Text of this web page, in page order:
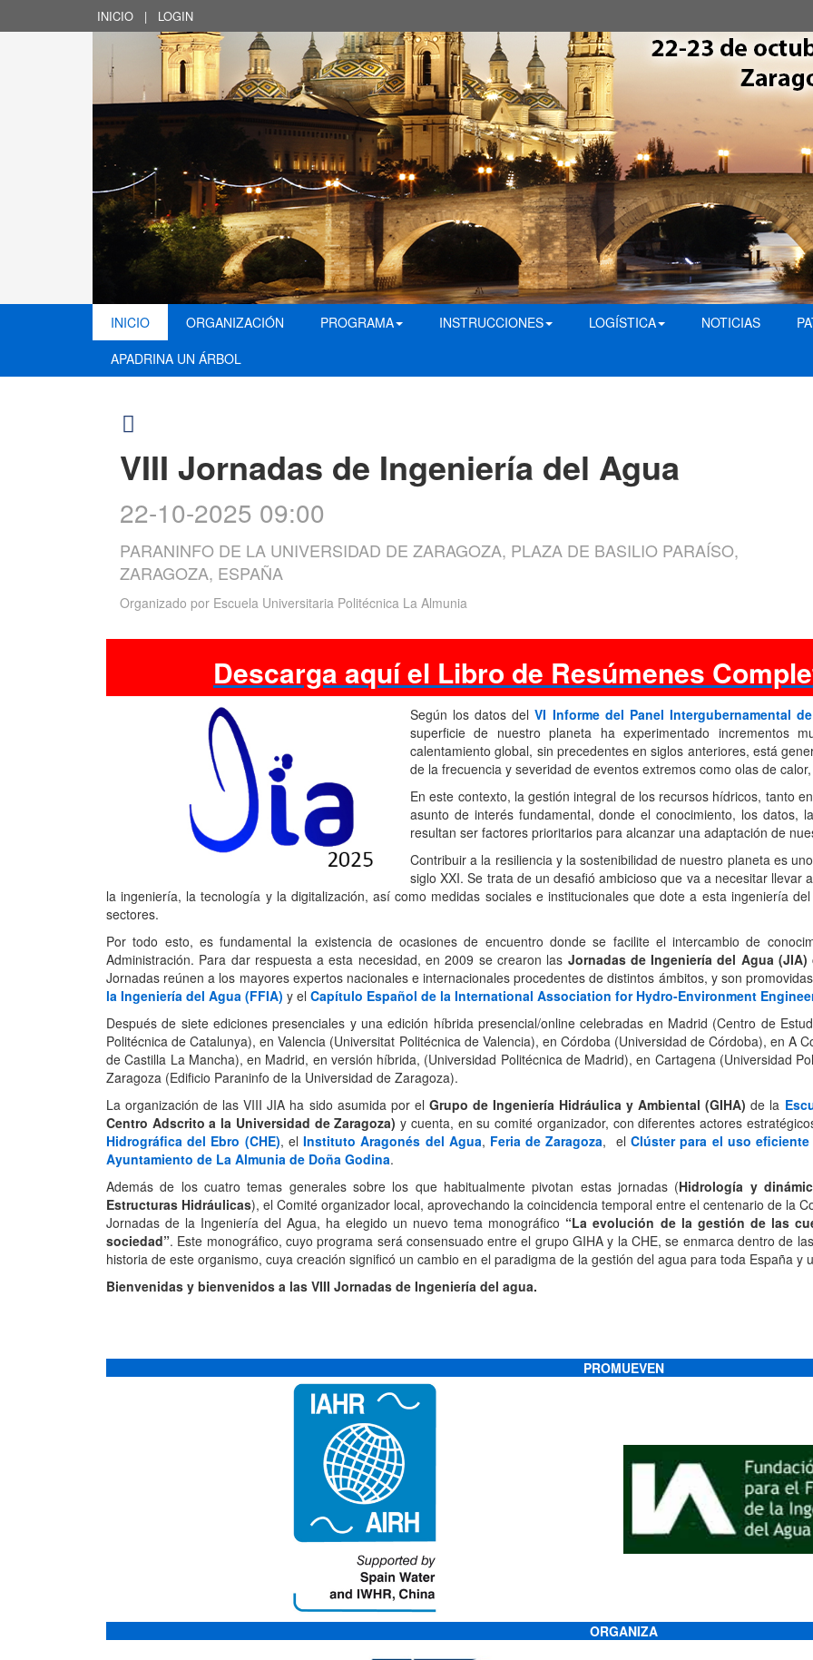
INICIO | LOGIN
INICIO ORGANIZACIÓN PROGRAMA INSTRUCCIONES LOGÍSTICA NOTICIAS
APADRINA UN ÁRBOL
VIII Jornadas de Ingeniería del Agua
22-10-2025 09:00
PARANINFO DE LA UNIVERSIDAD DE ZARAGOZA, PLAZA DE BASILIO PARAÍSO,
ZARAGOZA, ESPAÑA
Organizado por Escuela Universitaria Politécnica La Almunia
Descarga aquí el Libro de Resúmenes
Según los datos delVI Informe del Panel Intergubernamental
superficie de nuestro planeta ha experimentado incrementos
calentamiento global, sin precedentes en siglos anteriores, está
de la frecuencia y severidad de eventos extremos como olas de
En este contexto, la gestión integral de los recursos hídricos, tanto
asunto de interés fundamental, donde el conocimiento, los datos,
resultan ser factores prioritarios para alcanzar una adaptación de
Contribuir a la resiliencia y la sostenibilidad de nuestro planeta es
siglo XXI. Se trata de un desafió ambicioso que va a necesitar
la ingeniería, la tecnología y la digitalización, así como medidas sociales e institucionales que dote a esta ingeniería
sectores.
Por todo esto, es fundamental la existencia de ocasiones de encuentro donde se facilite el intercambio de
Administración. Para dar respuesta a esta necesidad, en 2009 se crearon las Jornadas de Ingeniería del Agua (JIA)
Jornadas reúnen a los mayores expertos nacionales e internacionales procedentes de distintos ámbitos, y son
la Ingeniería del Agua (FFIA) y el Capítulo Español de la International Association for Hydro-Environment
Después de siete ediciones presenciales y una edición híbrida presencial/online celebradas en Madrid (Centro de
Politécnica de Catalunya), en Valencia (Universitat Politécnica de Valencia), en Córdoba (Universidad de Córdoba), en A
de Castilla La Mancha), en Madrid, en versión híbrida, (Universidad Politécnica de Madrid), en Cartagena (Universidad
Zaragoza (Edificio Paraninfo de la Universidad de Zaragoza).
La organización de las VIII JIA ha sido asumida por el Grupo de Ingeniería Hidráulica y Ambiental (GIHA) de la
Centro Adscrito a la Universidad de Zaragoza) y cuenta, en su comité organizador, con diferentes actores
Hidrográfica del Ebro (CHE), elInstituto Aragonés del Agua, Feria de Zaragoza, elClúster para el uso eficiente
Ayuntamiento de La Almunia de Doña Godina.
Además de los cuatro temas generales sobre los que habitualmente pivotan estas jornadas (Hidrología y
Estructuras Hidráulicas), el Comité organizador local, aprovechando la coincidencia temporal entre el centenario de la
Jornadas de la Ingeniería del Agua, ha elegido un nuevo tema monográfico “La evolución de la gestión de las
sociedad”. Este monográfico, cuyo programa será consensuado entre el grupo GIHA y la CHE, se enmarca dentro de
historia de este organismo, cuya creación significó un cambio en el paradigma de la gestión del agua para toda España y
Bienvenidas y bienvenidos a las VIII Jornadas de Ingeniería del agua.
PROMUEVEN
ORGANIZA